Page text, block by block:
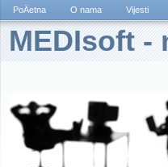
PoÄetna O nama Vijesti
MEDIsoft -